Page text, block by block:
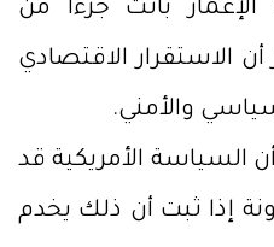
باتت جزءاً من
أن الاستقرار الاقتصادي
والأمني.
السياسة الأمريكية قد
إذا ثبت أن ذلك يخدم